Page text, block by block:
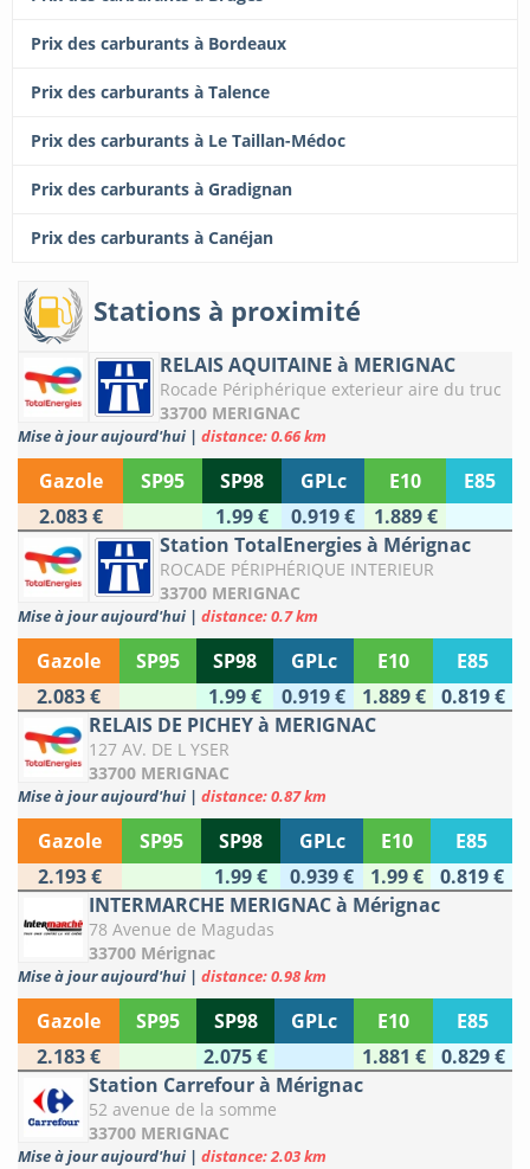
Prix des carburants à Bordeaux
Prix des carburants à Talence
Prix des carburants à Le Taillan-Médoc
Prix des carburants à Gradignan
Prix des carburants à Canéjan
Stations à proximité
RELAIS AQUITAINE à MERIGNAC
Rocade Périphérique exterieur aire du truc
33700 MERIGNAC
Mise à jour aujourd'hui | distance: 0.66 km
Gazole SP95 SP98 GPLc E10
E85
2.083 €
1.99 € 0.919 €
1.889 €
Station TotalEnergies à Mérignac
ROCADE PÉRIPHÉRIQUE INTERIEUR
33700 MERIGNAC
Mise à jour aujourd'hui | distance: 0.7 km
Gazole SP95 SP98 GPLc E10
E85
2.083 €
1.99 € 0.919 € 1.889 €
0.819 €
RELAIS DE PICHEY à MERIGNAC
127 AV. DE L YSER
33700 MERIGNAC
Mise à jour aujourd'hui | distance: 0.87 km
Gazole SP95 SP98 GPLc E10
E85
2.193 €
1.99 € 0.939 € 1.99 €
0.819 €
INTERMARCHE MERIGNAC à Mérignac
78 Avenue de Magudas
33700 Mérignac
Mise à jour aujourd'hui | distance: 0.98 km
Gazole SP95 SP98 GPLc E10
E85
2.183 €
2.075 € 1.881 €
0.829 €
Station Carrefour à Mérignac
52 avenue de la somme
33700 MERIGNAC
Mise à jour aujourd'hui | distance: 2.03 km